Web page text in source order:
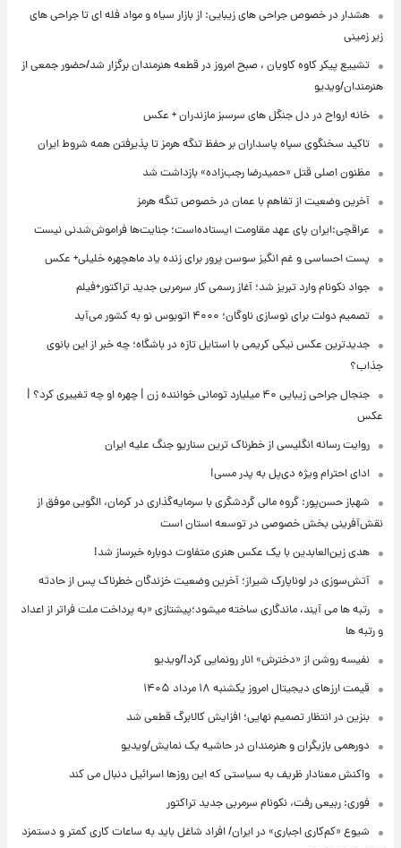
هشدار در خصوص جراحی های زیبایی: از بازار سیاه و مواد فله ای تا جراحی های
زیر زمینی
تشییع پیکر کاوه کاویان ، صبح امروز در قطعه هنرمندان برگزار شد/حضور جمعی از
هنرمندان/ویدیو
خانه ارواح در دل جنگل های سرسبز مازندران + عکس
تاکید سخنگوی سپاه پاسداران بر حفظ تنگه هرمز تا پذیرفتن همه شروط ایران
مظنون اصلی قتل «حمیدرضا رجب‌زاده» بازداشت شد
آخرین وضعیت از تفاهم با عمان در خصوص تنگه هرمز
عراقچی:ایران پای عهد مقاومت ایستاده‌است؛ جنایت‌ها فراموش‌شدنی نیست
پست احساسی و غم انگیز سوسن پرور برای زنده یاد ماهچهره خلیلی+ عکس
جواد نکونام وارد تبریز شد؛ آغاز رسمی کار سرمربی جدید تراکتور+فیلم
تصمیم دولت برای نوسازی ناوگان؛ ۴۰۰۰ اتوبوس نو به کشور می‌آید
جدیدترین عکس نیکی کریمی با استایل تازه در باشگاه؛ چه خبر از این بانوی
جذاب؟
جنجال جراحی زیبایی ۴۰ میلیارد تومانی خواننده زن | چهره او چه تغییری کرد؟ |
عکس
روایت رسانه انگلیسی از خطرناک ترین سناریو جنگ علیه ایران
ادای احترام ویژه دی‌پل به پدر مسی!
شهباز حسن‌پور: گروه مالی گردشگری با سرمایه‌گذاری در کرمان، الگویی موفق از
نقش‌آفرینی بخش خصوصی در توسعه استان است
هدی زین‌العابدین با یک عکس هنری متفاوت دوباره خبرساز شد!
آتش‌سوزی در لوناپارک شیراز؛ آخرین وضعیت خزندگان خطرناک پس از حادثه
رتبه ها می آیند، ماندگاری ساخته میشود؛پیشتازی «به پرداخت ملت فراتر از اعداد
و رتبه ها
نفیسه روشن از «دخترش» انار رونمایی کرد!/ویدیو
قیمت ارزهای دیجیتال امروز یکشنبه ۱۸ مرداد ۱۴۰۵
بنزین در انتظار تصمیم نهایی؛ افزایش کالابرگ قطعی شد
دورهمی بازیگران و هنرمندان در حاشیه یک نمایش/ویدیو
واکنش معنادار ظریف به سیاستی که این روزها اسرائیل دنبال می کند
فوری: ربیعی رفت، نکونام سرمربی جدید تراکتور
شیوع «کم‌کاری اجباری» در ایران/ افراد شاغل باید به ساعات کاری کمتر و دستمزد